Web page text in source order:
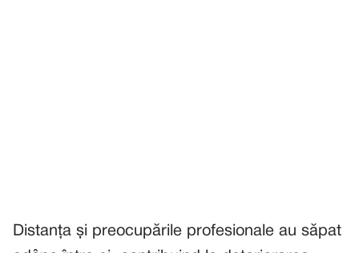
Distanța și preocupările profesionale au săpat